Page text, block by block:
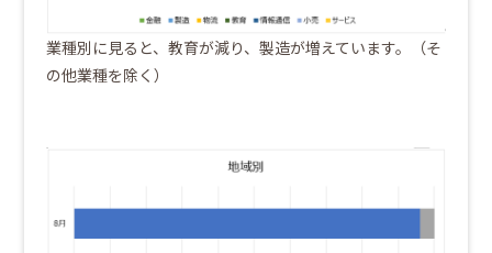
業種別に見ると、教育が減り、製造が増えています。（そ
の他業種を除く）